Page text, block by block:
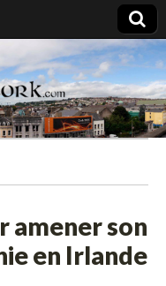
amener son
en Irlande